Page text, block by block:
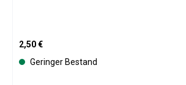
Regulärer Preis:
2,50 €
Geringer Bestand